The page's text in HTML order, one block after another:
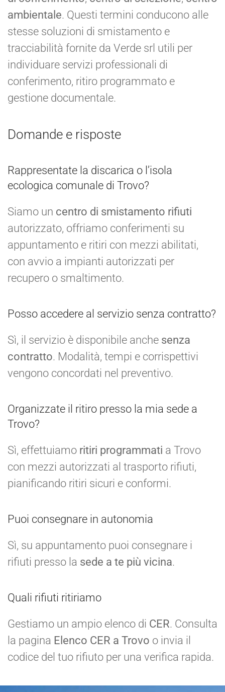
ambientale. Questi termini conducono alle
stesse soluzioni di smistamento e
tracciabilità fornite da Verde srl utili per
individuare servizi professionali di
conferimento, ritiro programmato e
gestione documentale.
Domande e risposte
Rappresentate la discarica o l’isola
ecologica comunale di Trovo?
Siamo un centro di smistamento rifiuti
autorizzato, offriamo conferimenti su
appuntamento e ritiri con mezzi abilitati,
con avvio a impianti autorizzati per
recupero o smaltimento.
Posso accedere al servizio senza contratto?
Sì, il servizio è disponibile anche senza
contratto. Modalità, tempi e corrispettivi
vengono concordati nel preventivo.
Organizzate il ritiro presso la mia sede a
Trovo?
Sì, effettuiamo ritiri programmati a Trovo
con mezzi autorizzati al trasporto rifiuti,
pianificando ritiri sicuri e conformi.
Puoi consegnare in autonomia
Sì, su appuntamento puoi consegnare i
rifiuti presso la sede a te più vicina.
Quali rifiuti ritiriamo
Gestiamo un ampio elenco di CER. Consulta
la pagina Elenco CER a Trovo o invia il
codice del tuo rifiuto per una verifica rapida.